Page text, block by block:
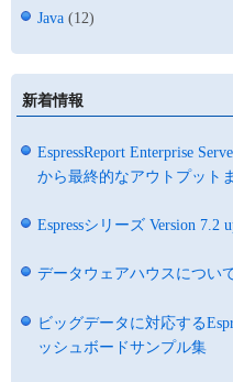
Java (12)
新着情報
EspressReport Enterprise
から最終的なアウトプット
Espressシリーズ Version 7.2
データウェアハウスについ
ビッグデータに対応する
ッシュボードサンプル集